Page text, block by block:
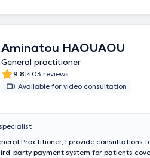
Aminatou HAOUAOU
General practitioner
9.8|403 reviews
Available for video consultation
Practitioner, I provide consultations
party payment system for patients